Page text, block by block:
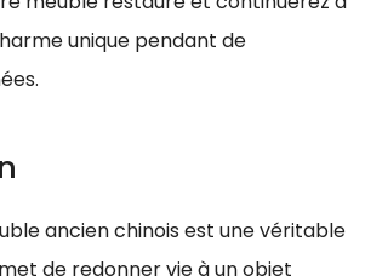
unique pendant de
ancien chinois est une véritable
de redonner vie à un objet